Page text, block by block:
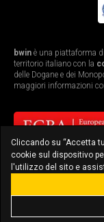
bwin è una piattaforma
territorio italiano con la
delle Dogane e dei
maggiori informazioni
bonus
Cliccando su “Accetta
cookie sul dispositivo
l'utilizzo del sito e